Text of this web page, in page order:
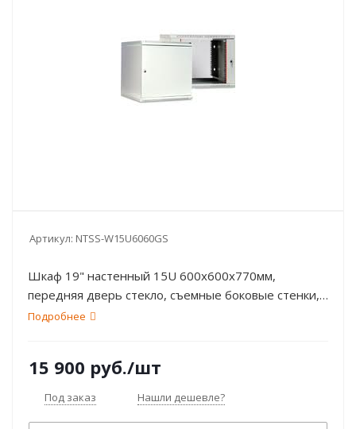
Артикул: NTSS-W15U6060GS
Шкаф 19" настенный 15U 600х600х770мм,
передняя дверь стекло, съемные боковые стенки,
серый: RAL 7035 NTSS
Подробнее
15 900 руб./шт
Под заказ Нашли дешевле?